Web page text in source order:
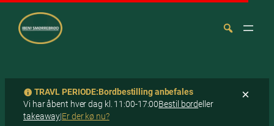
TRAVL PERIODE:Bordbestilling anbefales
Vi har åbent hver dag kl. 11:00-17:00Bestil bordeller
takeaway|Er der kø nu?
×